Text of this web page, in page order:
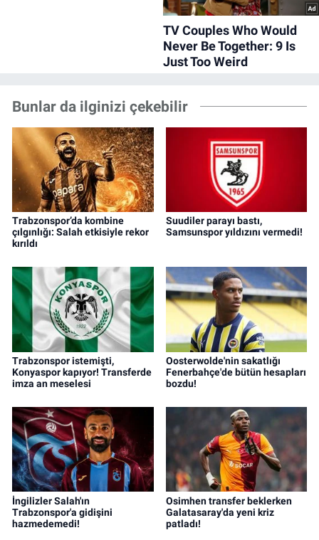
Bunlar da ilginizi çekebilir
Trabzonspor’da kombine
çılgınlığı: Salah etkisiyle rekor
kırıldı
Suudiler parayı bastı,
Samsunspor yıldızını vermedi!
Trabzonspor istemişti,
Konyaspor kapıyor! Transferde
imza an meselesi
Oosterwolde'nin sakatlığı
Fenerbahçe'de bütün hesapları
bozdu!
İngilizler Salah'ın
Trabzonspor'a gidişini
hazmedemedi!
Osimhen transfer beklerken
Galatasaray'da yeni kriz
patladı!